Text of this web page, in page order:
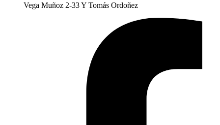
Vega Muñoz 2-33 Y Tomás Ordoñez